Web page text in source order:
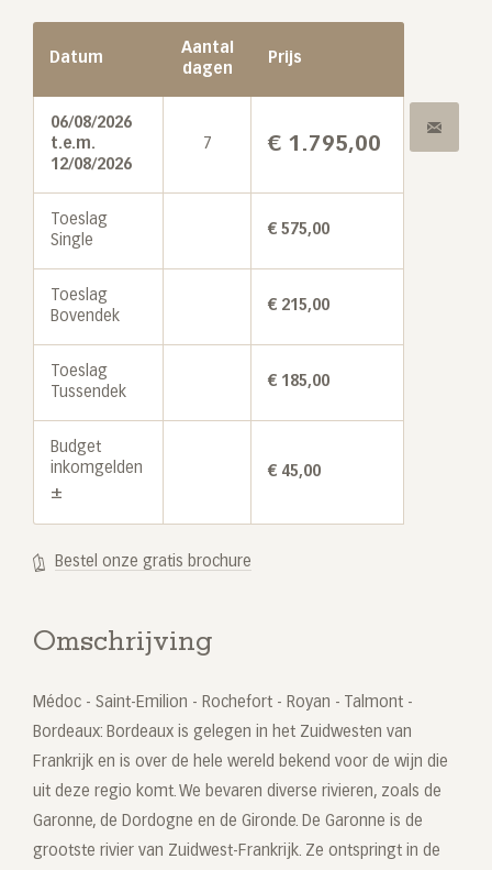
Datum
Aantal
dagen
Prijs
06/08/2026
t.e.m.
12/08/2026
7 € 1.795,00
Toeslag
Single
€ 575,00
Toeslag
Bovendek
€ 215,00
Toeslag
Tussendek
€ 185,00
Budget
inkomgelden
±
€ 45,00
Bestel onze gratis brochure
Omschrijving
Médoc - Saint-Emilion - Rochefort - Royan - Talmont -
Bordeaux: Bordeaux is gelegen in het Zuidwesten van
Frankrijk en is over de hele wereld bekend voor de wijn die
uit deze regio komt. We bevaren diverse rivieren, zoals de
Garonne, de Dordogne en de Gironde. De Garonne is de
grootste rivier van Zuidwest-Frankrijk. Ze ontspringt in de